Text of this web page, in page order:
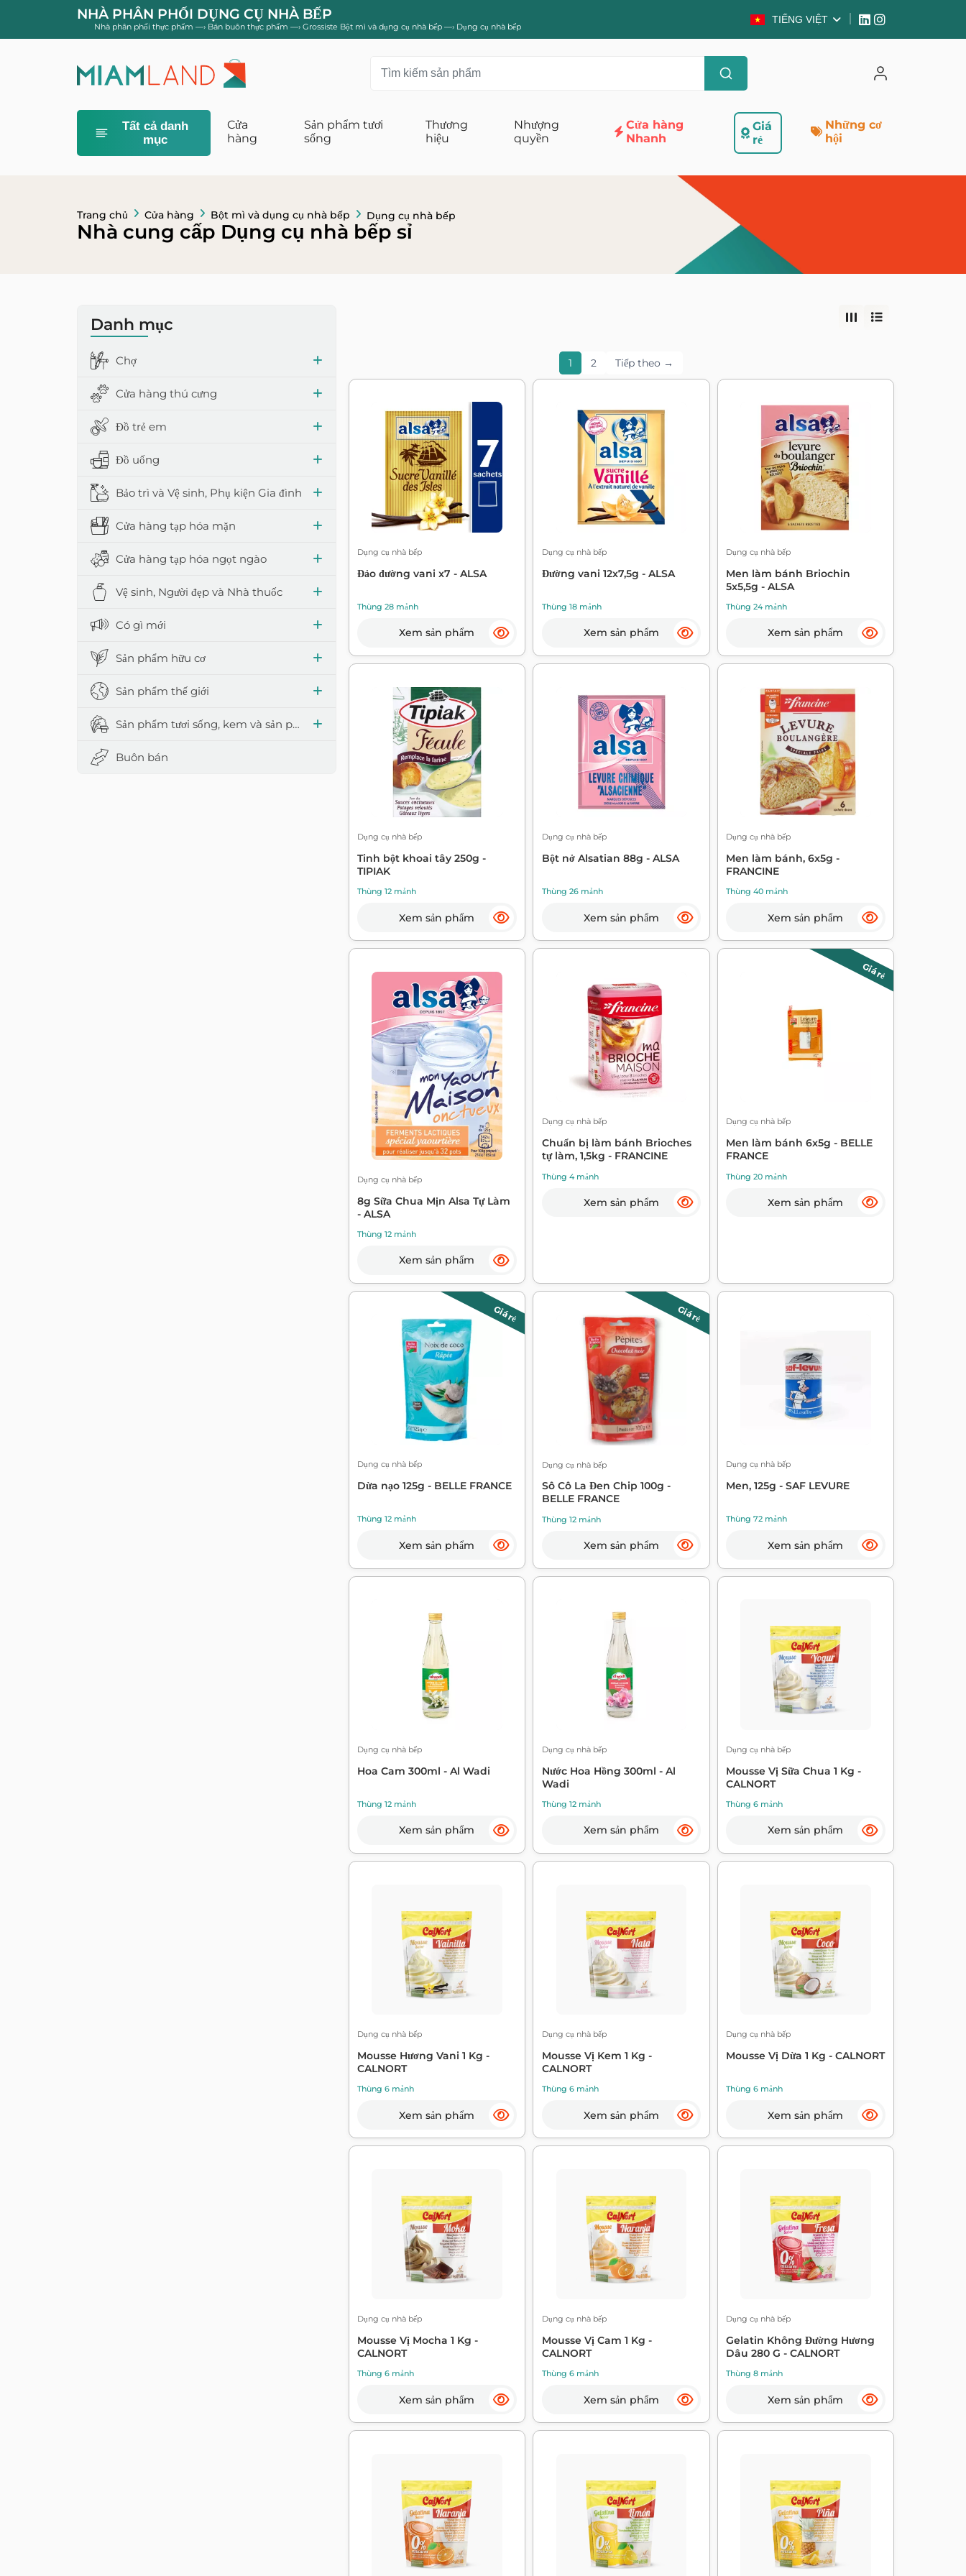
NHÀ PHÂN PHỐI DỤNG CỤ NHÀ BẾP
Nhà phân phối thực phẩm —› Bán buôn thực phẩm —› Grossiste Bột mì và dụng cụ nhà bếp —›Dụng cụ nhà bếp
TIẾNG VIỆT
Tất cả danh
mục
Sản phẩm bảo trì
Diệt côn trùng và bẫy
Sản phẩm gia dụng sinh thái
Cửa
hàng
Sản phẩm tươi
sống
Thương
hiệu
Nhượng
quyền
Cửa hàng
Nhanh
Giá
rẻ
Những cơ
hội
Trang chủ Cửa hàng Bột mì và dụng cụ nhà bếp Dụng cụ nhà bếp
Nhà cung cấp Dụng cụ nhà bếp sỉ
Danh mục
Chợ
Cửa hàng thú cưng
Đồ trẻ em
Đồ uống
Bảo trì và Vệ sinh, Phụ kiện Gia đình
Cửa hàng tạp hóa mặn
Cửa hàng tạp hóa ngọt ngào
Vệ sinh, Người đẹp và Nhà thuốc
Có gì mới
Sản phẩm hữu cơ
Sản phẩm thế giới
Sản phẩm tươi sống, kem và sản phẩm từ sữa
Buôn bán
1 2 Tiếp theo →
Dụng cụ nhà bếp
Đảo đường vani x7 - ALSA
Thùng 28 mảnh
Xem sản phẩm
Dụng cụ nhà bếp
Đường vani 12x7,5g - ALSA
Thùng 18 mảnh
Xem sản phẩm
Dụng cụ nhà bếp
Men làm bánh Briochin
5x5,5g - ALSA
Thùng 24 mảnh
Xem sản phẩm
Dụng cụ nhà bếp
Tinh bột khoai tây 250g -
TIPIAK
Thùng 12 mảnh
Xem sản phẩm
Dụng cụ nhà bếp
Bột nở Alsatian 88g - ALSA
Thùng 26 mảnh
Xem sản phẩm
Dụng cụ nhà bếp
Men làm bánh, 6x5g -
FRANCINE
Thùng 40 mảnh
Xem sản phẩm
Dụng cụ nhà bếp
8g Sữa Chua Mịn Alsa Tự Làm
- ALSA
Thùng 12 mảnh
Xem sản phẩm
Dụng cụ nhà bếp
Chuẩn bị làm bánh Brioches
tự làm, 1,5kg - FRANCINE
Thùng 4 mảnh
Xem sản phẩm
Giá rẻ
Dụng cụ nhà bếp
Men làm bánh 6x5g - BELLE
FRANCE
Thùng 20 mảnh
Xem sản phẩm
Giá rẻ
Dụng cụ nhà bếp
Dừa nạo 125g - BELLE FRANCE
Thùng 12 mảnh
Xem sản phẩm
Giá rẻ
Dụng cụ nhà bếp
Sô Cô La Đen Chip 100g -
BELLE FRANCE
Thùng 12 mảnh
Xem sản phẩm
Dụng cụ nhà bếp
Men, 125g - SAF LEVURE
Thùng 72 mảnh
Xem sản phẩm
Dụng cụ nhà bếp
Hoa Cam 300ml - Al Wadi
Thùng 12 mảnh
Xem sản phẩm
Dụng cụ nhà bếp
Nước Hoa Hồng 300ml - Al
Wadi
Thùng 12 mảnh
Xem sản phẩm
Dụng cụ nhà bếp
Mousse Vị Sữa Chua 1 Kg -
CALNORT
Thùng 6 mảnh
Xem sản phẩm
Dụng cụ nhà bếp
Mousse Hương Vani 1 Kg -
CALNORT
Thùng 6 mảnh
Xem sản phẩm
Dụng cụ nhà bếp
Mousse Vị Kem 1 Kg -
CALNORT
Thùng 6 mảnh
Xem sản phẩm
Dụng cụ nhà bếp
Mousse Vị Dừa 1 Kg - CALNORT
Thùng 6 mảnh
Xem sản phẩm
Dụng cụ nhà bếp
Mousse Vị Mocha 1 Kg -
CALNORT
Thùng 6 mảnh
Xem sản phẩm
Dụng cụ nhà bếp
Mousse Vị Cam 1 Kg -
CALNORT
Thùng 6 mảnh
Xem sản phẩm
Dụng cụ nhà bếp
Gelatin Không Đường Hương
Dâu 280 G - CALNORT
Thùng 8 mảnh
Xem sản phẩm